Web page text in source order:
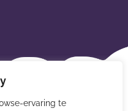
ervaring te